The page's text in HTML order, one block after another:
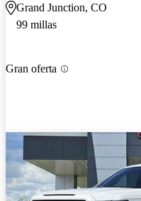
Grand Junction, CO
99 millas
Gran oferta